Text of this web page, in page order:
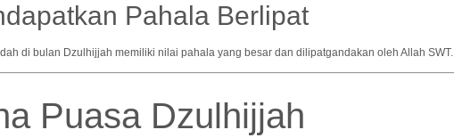
Pahala Berlipat
di bulan Dzulhijjah memiliki nilai pahala yang besar dan dilipatgandakan oleh Allah SWT.
Puasa Dzulhijjah